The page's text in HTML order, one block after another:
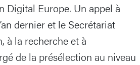
Digital Europe. Un appel à
dernier et le Secrétariat
à la recherche et à
de la présélection au niveau